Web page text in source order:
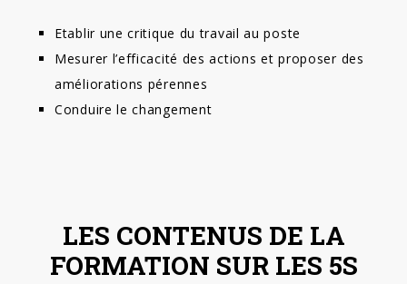
Etablir une critique du travail au poste
Mesurer l’efficacité des actions et proposer des
améliorations pérennes
Conduire le changement
LES CONTENUS DE LA
FORMATION SUR LES 5S